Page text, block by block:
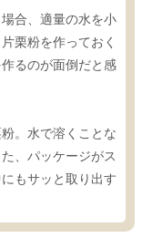
合、適量の水を小
栗粉を作っておく
るのが面倒だと感
。水で溶くことな
、パッケージがス
もサッと取り出す